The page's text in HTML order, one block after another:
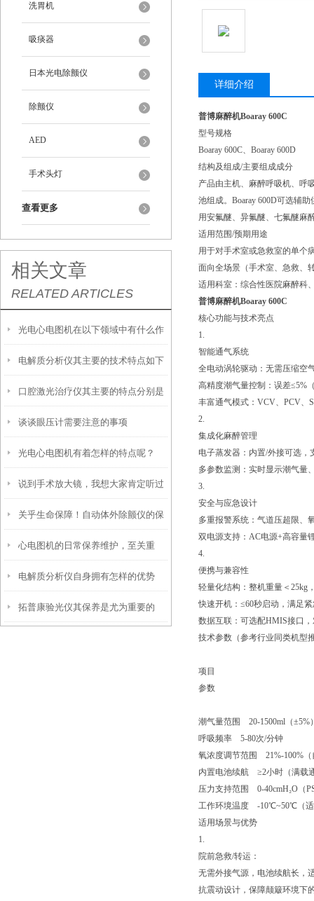
洗胃机
吸痰器
日本光电除颤仪
除颤仪
AED
手术头灯
查看更多
相关文章
RELATED ARTICLES
光电心电图机在以下领域中有什么作
用？
电解质分析仪其主要的技术特点如下
口腔激光治疗仪其主要的特点分别是
什么
谈谈眼压计需要注意的事项
光电心电图机有着怎样的特点呢？
说到手术放大镜，我想大家肯定听过
那它是如何使用的呢？
关乎生命保障！自动体外除颤仪的保
养秘诀，现在知道还不晚
心电图机的日常保养维护，至关重
要！
电解质分析仪自身拥有怎样的优势
呢？
拓普康验光仪其保养是尤为重要的
详细介绍
普博麻醉机Boaray 600C
型号规格
Boaray 600C、Boaray 600D
结构及组成/主要组成成分
产品由主机、麻醉呼吸机、呼
池组成。Boaray 600D可选辅
用安氟醚、异氟醚、七氟醚麻
适用范围/预期用途
用于对手术室或急救室的单个
面向全场景（手术室、急救、
适用科室：综合性医院麻醉科
普博麻醉机Boaray 600C
核心功能与技术亮点
1.
智能通气系统
全电动涡轮驱动：无需压缩空
高精度潮气量控制：误差≤5%
丰富通气模式：VCV、PCV、
2.
集成化麻醉管理
电子蒸发器：内置/外接可选，
多参数监测：实时显示潮气量
3.
安全与应急设计
多重报警系统：气道压超限、
双电源支持：AC电源+高容量
4.
便携与兼容性
轻量化结构：整机重量＜25kg
快速开机：≤60秒启动，满足
数据互联：可选配HMIS接口
技术参数（参考行业同类机型
项目
参数
潮气量范围 20-1500ml（
呼吸频率 5-80次/分钟
氧浓度调节范围 21%-100%
内置电池续航 ≥2小时（满
压力支持范围 0-40cmH₂O（
工作环境温度 -10℃~50℃（
适用场景与优势
1.
院前急救/转运：
无需外接气源，电池续航长，
抗震动设计，保障颠簸环境下